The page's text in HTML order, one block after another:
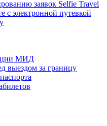
заявок Selfie Travel
с электронной путевкой
МИД
выездом за границу